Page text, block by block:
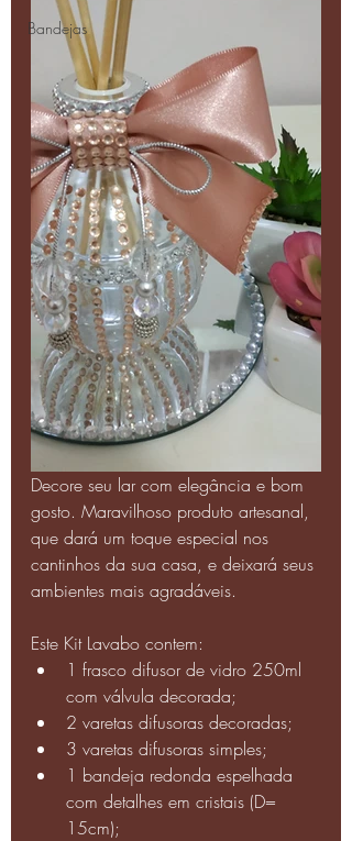
Bandejas
Decore seu lar com elegância e bom
gosto. Maravilhoso produto artesanal,
que dará um toque especial nos
cantinhos da sua casa, e deixará seus
ambientes mais agradáveis.
Este Kit Lavabo contem:
1 frasco difusor de vidro 250ml
com válvula decorada;
2 varetas difusoras decoradas;
3 varetas difusoras simples;
1 bandeja redonda espelhada
com detalhes em cristais (D=
15cm);